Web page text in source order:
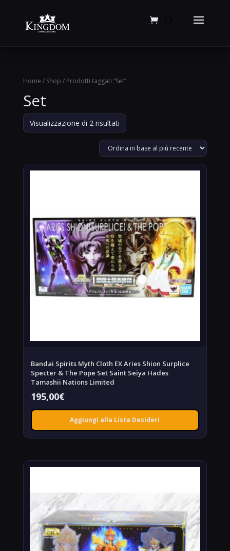
Home / Shop / Prodotti taggati “Set”
Set
Visualizzazione di 2 risultatiOrdina
in
base
al
più
Bandai Spirits Myth Cloth EX Aries Shion Surplice
Specter & The Pope Set Saint Seiya Hades
Tamashii Nations Limited
195,00€
Aggiungi alla Lista Desideri